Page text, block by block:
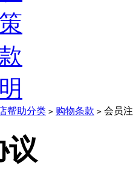
帮助分类 > 购物条款 > 会员
议